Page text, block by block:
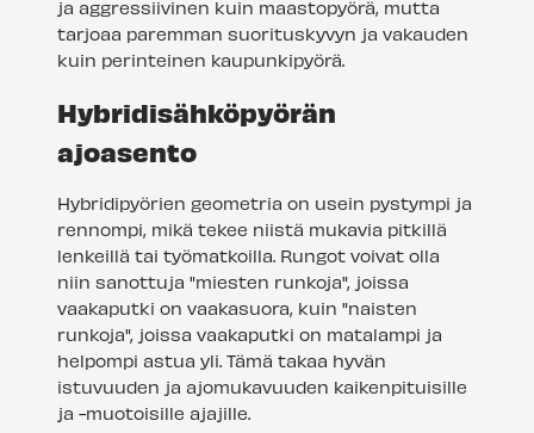
ja aggressiivinen kuin maastopyörä, mutta
tarjoaa paremman suorituskyvyn ja vakauden
kuin perinteinen kaupunkipyörä.
Hybridisähköpyörän
ajoasento
Hybridipyörien geometria on usein pystympi ja
rennompi, mikä tekee niistä mukavia pitkillä
lenkeillä tai työmatkoilla. Rungot voivat olla
niin sanottuja "miesten runkoja", joissa
vaakaputki on vaakasuora, kuin "naisten
runkoja", joissa vaakaputki on matalampi ja
helpompi astua yli. Tämä takaa hyvän
istuvuuden ja ajomukavuuden kaikenpituisille
ja -muotoisille ajajille.